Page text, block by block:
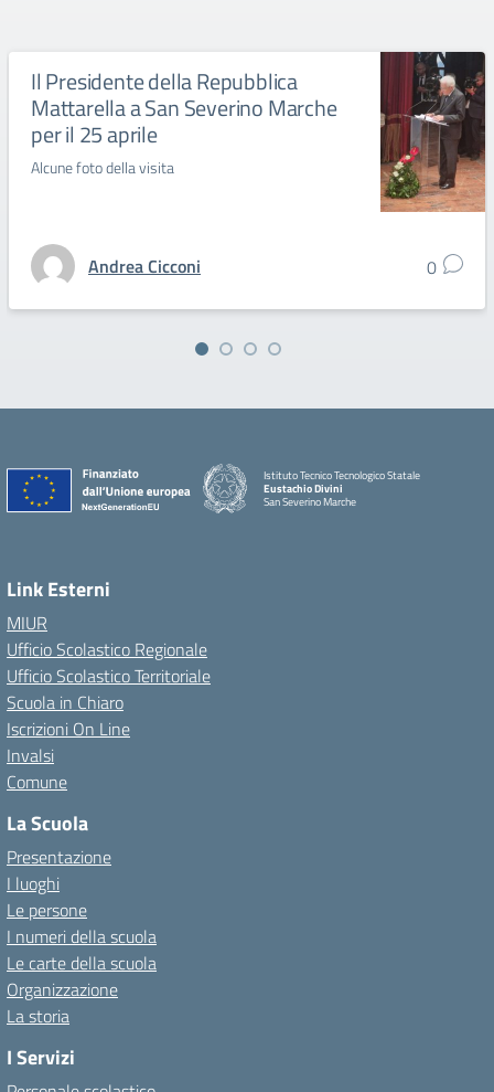
Il Presidente della Repubblica
Mattarella a San Severino Marche
per il 25 aprile
Alcune foto della visita
Andrea Cicconi 0
Istituto Tecnico Tecnologico Statale
Eustachio Divini
San Severino Marche
Link Esterni
MIUR
Ufficio Scolastico Regionale
Ufficio Scolastico Territoriale
Scuola in Chiaro
Iscrizioni On Line
Invalsi
Comune
La Scuola
Presentazione
I luoghi
Le persone
I numeri della scuola
Le carte della scuola
Organizzazione
La storia
I Servizi